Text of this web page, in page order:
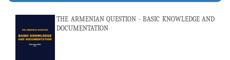
THE ARMENIAN QUESTION - BASIC KNOWLEDGE AND
DOCUMENTATION